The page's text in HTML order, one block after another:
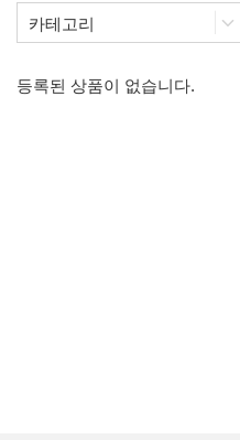
등록된 상품이 없습니다.